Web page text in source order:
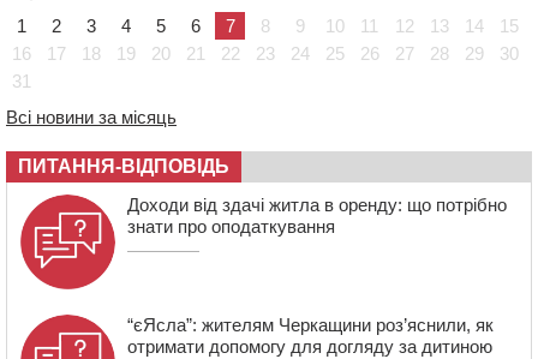
полеглий біля Кліщіївки воїн
07:30
Понад 968 мільйонів гривень земельного податку
спортсмени тріумфували на чемпіонаті України
20:31 На Черкащині спека протримається ще день
1
2 3 4 5 6 7 8 9 10 11 12 13 14
15
16
17 18 19 20 21 22 23 24 25 26 27 28 29
30
31
Всі новини за місяць
ПИТАННЯ-ВІДПОВІДЬ
Доходи від здачі житла в оренду: що потрібно
знати про оподаткування
“єЯсла”: жителям Черкащини роз’яснили, як
отримати допомогу для догляду за дитиною